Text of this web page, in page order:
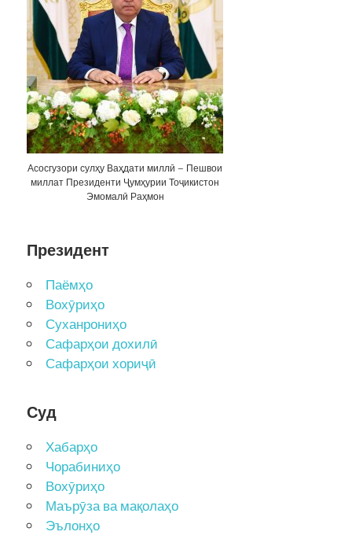
Асосгузори сулҳу Ваҳдати миллӣ – Пешвои
миллат Президенти Ҷумҳурии Тоҷикистон
Эмомалӣ Раҳмон
Президент
Паёмҳо
Вохӯриҳо
Суханрониҳо
Сафарҳои дохилӣ
Сафарҳои хориҷӣ
Суд
Хабарҳо
Чорабиниҳо
Вохӯриҳо
Маърӯза ва мақолаҳо
Эълонҳо